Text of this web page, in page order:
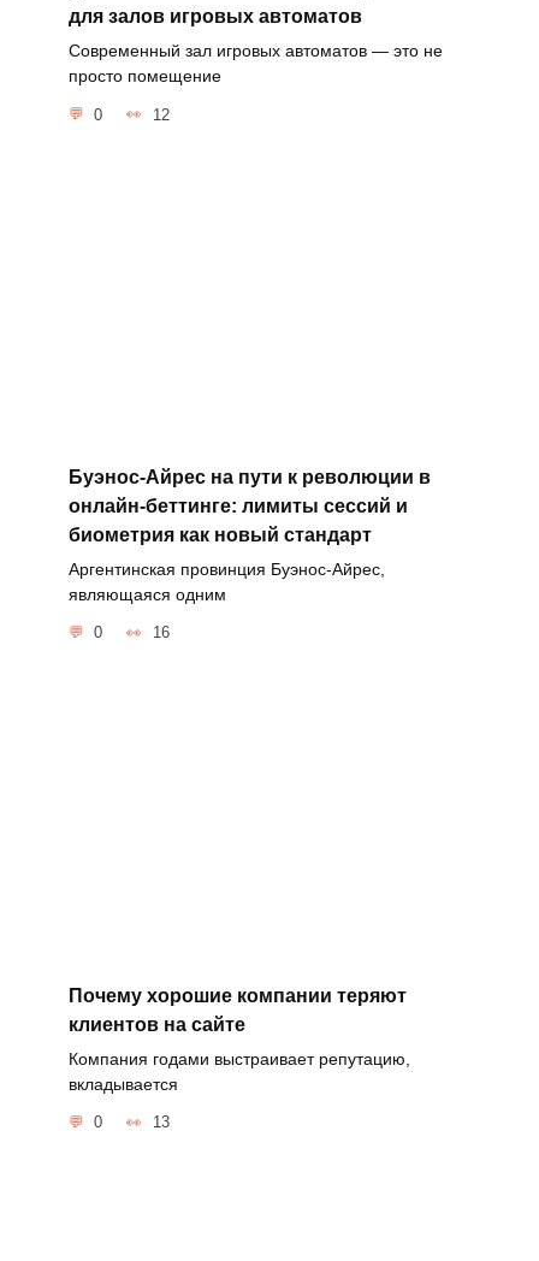
для залов игровых автоматов
Современный зал игровых автоматов — это не
просто помещение
0 12
Буэнос-Айрес на пути к революции в
онлайн-беттинге: лимиты сессий и
биометрия как новый стандарт
Аргентинская провинция Буэнос-Айрес,
являющаяся одним
0 16
Почему хорошие компании теряют
клиентов на сайте
Компания годами выстраивает репутацию,
вкладывается
0 13